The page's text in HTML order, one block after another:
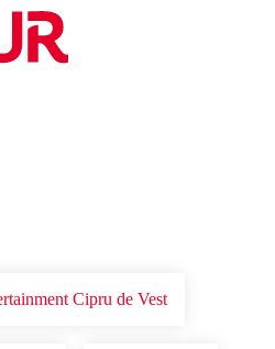
OFERTE DE NERATAT
Cipru de Vest